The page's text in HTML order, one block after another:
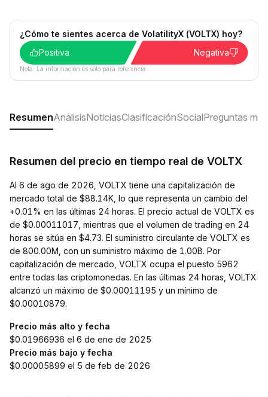
¿Cómo te sientes acerca de VolatilityX (VOLTX) hoy?
Positiva
Negativa
Nota: La información es solo para referencia.
ResumenAnálisisNoticiasClasificaciónSocialPreguntas
Resumen del precio en tiempo real de VOLTX
Al 6 de ago de 2026, VOLTX tiene una capitalización de
mercado total de $88.14K, lo que representa un cambio del
+0.01% en las últimas 24 horas. El precio actual de VOLTX es
de $0.00011017, mientras que el volumen de trading en 24
horas se sitúa en $4.73. El suministro circulante de VOLTX es
de 800.00M, con un suministro máximo de 1.00B. Por
capitalización de mercado, VOLTX ocupa el puesto 5962
entre todas las criptomonedas. En las últimas 24 horas, VOLTX
alcanzó un máximo de $0.00011195 y un mínimo de
$0.00010879.
Precio más alto y fecha
$0.01966936 el 6 de ene de 2025
Precio más bajo y fecha
$0.00005899 el 5 de feb de 2026